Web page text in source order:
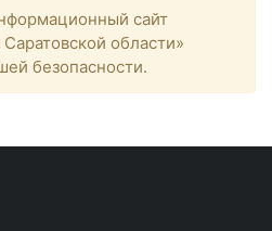
сайт
области»
безопасности.